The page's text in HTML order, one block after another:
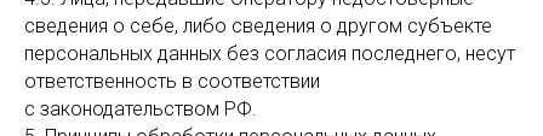
сведения о себе, либо сведения о другом субъекте
персональных данных без согласия последнего, несут
ответственность в соответствии
с законодательством РФ.